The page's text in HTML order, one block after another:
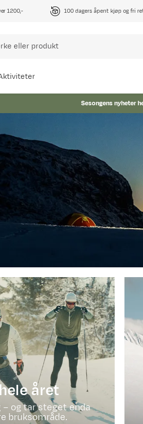
1200,- 100 dagers åpent kjøp og fri
Sesongens nyheter
året
– og tar steget enda
bruksområde.